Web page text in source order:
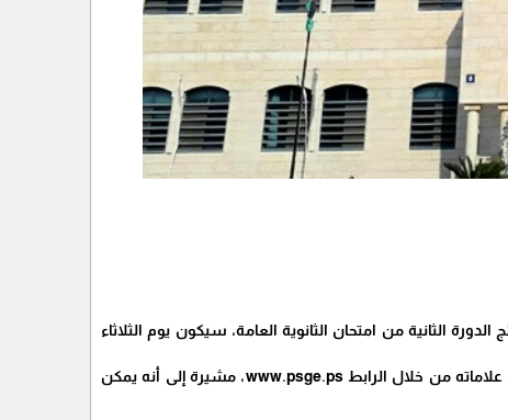
الثانية من امتحان الثانوية العامة، سيكون يوم الثلاثاء
وأوضحت التربية في بيان صحفي، أنه يمكن لكل مشترك في الامتحان الحصول على نتيجته وكشف علاماته من خلال الرابط www.psge.ps، مشيرة إلى أنه يمكن